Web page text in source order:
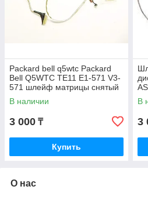
Packard bell q5wtc Packard
Bell Q5WTC TE11 E1-571 V3-
571 шлейф матрицы снятый
оригинал
В наличии
3 000 ₸
Купить
В
3
О нас